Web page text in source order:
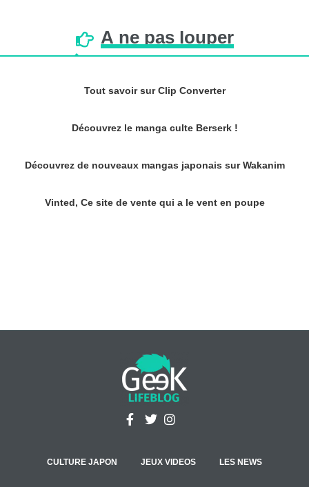
À ne pas louper
Tout savoir sur Clip Converter
Découvrez le manga culte Berserk !
Découvrez de nouveaux mangas japonais sur Wakanim
Vinted, Ce site de vente qui a le vent en poupe
CULTURE JAPON JEUX VIDEOS LES NEWS